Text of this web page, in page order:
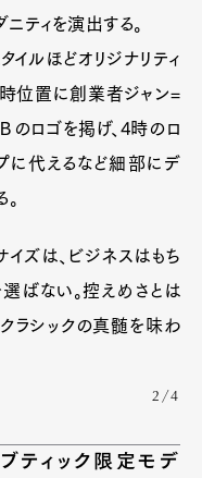
ティを演出する。
イルほどオリジナリティ
位置に創業者ジャン=
Ｂのロゴを掲げ、4時のロ
に代えるなど細部にデ
ズは、ビジネスはもち
ばない。控えめさとは
ラシックの真髄を味わ
2/4
ティック限定モデ